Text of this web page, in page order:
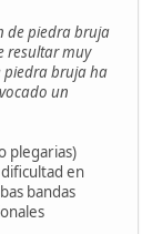
de piedra bruja
resultar muy
piedra bruja ha
un
plegarias)
en
bandas